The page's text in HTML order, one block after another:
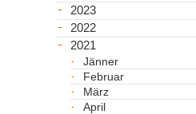
2023
2022
2021
Jänner
Februar
März
April